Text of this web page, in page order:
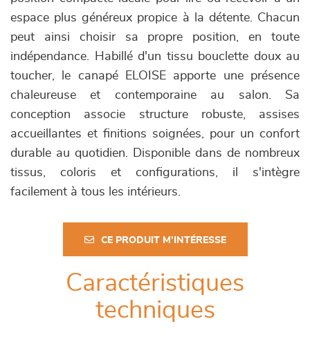
espace plus généreux propice à la détente. Chacun
peut ainsi choisir sa propre position, en toute
indépendance. Habillé d'un tissu bouclette doux au
toucher, le canapé ELOISE apporte une présence
chaleureuse et contemporaine au salon. Sa
conception associe structure robuste, assises
accueillantes et finitions soignées, pour un confort
durable au quotidien. Disponible dans de nombreux
tissus, coloris et configurations, il s'intègre
facilement à tous les intérieurs.
CE PRODUIT M'INTÉRESSE
Caractéristiques
techniques